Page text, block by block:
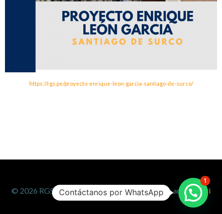
https://rgs.pe/proyecto-enrique-leon-garcia-santiago-de-surco/
© 2026 RGS. Created for free using WordPress andColibri
1
Contáctanos por WhatsApp